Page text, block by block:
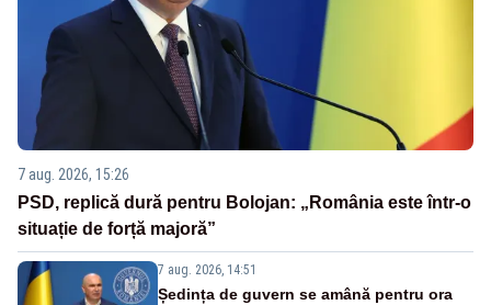
7 aug. 2026, 15:26
PSD, replică dură pentru Bolojan: „România este într-o
situație de forță majoră”
7 aug. 2026, 14:51
Ședința de guvern se amână pentru ora